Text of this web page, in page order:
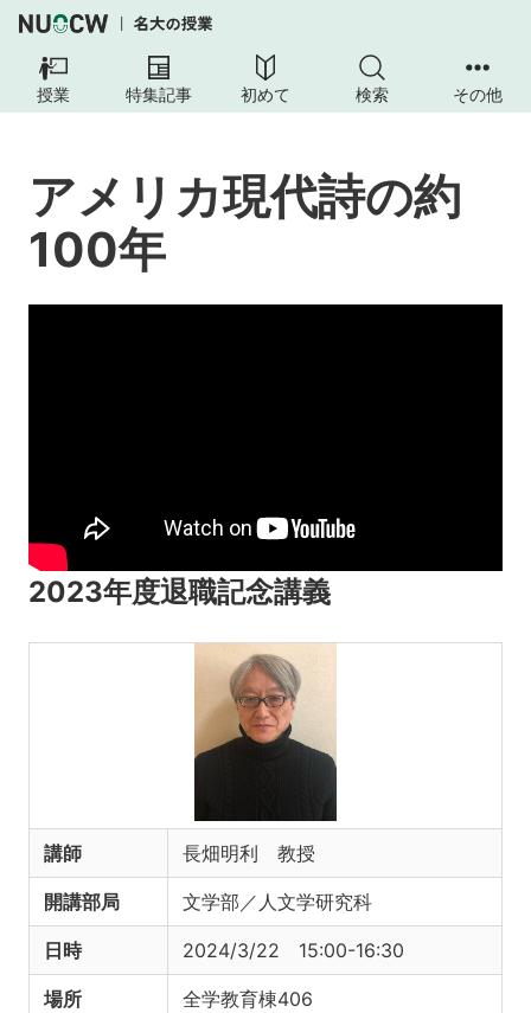
授業 特集記事 初めて 検索 その他
アメリカ現代詩の約
100年
2023年度退職記念講義
講師 長畑明利 教授
開講部局 文学部／人文学研究科
日時 2024/3/22 15:00-16:30
場所 全学教育棟406